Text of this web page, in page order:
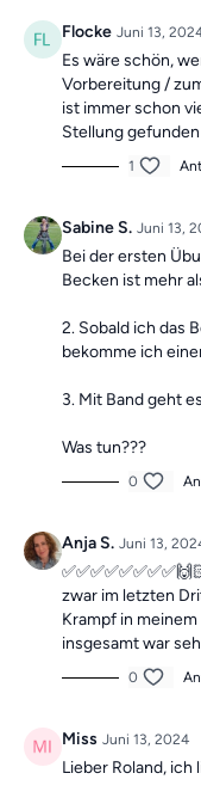
Flocke Juni 13,
Es wäre schön,
Vorbereitung /
ist immer schon
Stellung
1
Sabine S. Juni 13,
Bei der ersten
Becken ist mehr
2. Sobald ich das
bekomme ich
3. Mit Band geht
Was tun???
0
Anja S. Juni 13,
zwar im letzten
Krampf in
insgesamt war
0
Miss Juni 13, 2024
Lieber Roland, ich